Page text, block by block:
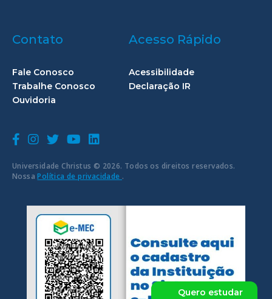
Quero estudar
Universidade Christus © 2026. Todos os direitos reservados.
NossaPolítica de privacidade .
Contato
Fale Conosco
Trabalhe Conosco
Ouvidoria
Acesso Rápido
Acessibilidade
Declaração IR